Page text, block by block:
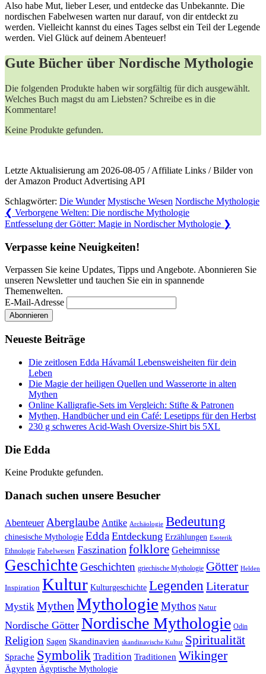
Also habe Mut, lieber Leser, und entdecke das Unbekannte. Die
nordischen Fabelwesen warten nur darauf, von dir entdeckt zu
werden. Vielleicht kannst du eines Tages selbst ein Teil der Legende
werden. Viel Glück auf deinem Abenteuer!
Gute Bücher über Nordische Mythologie
Die folgenden Produkte haben wir sorgfältig für dich ausgewählt.
Welches Buch magst du am Liebsten? Schreibe es in die
Kommentare!
Keine Produkte gefunden.
Letzte Aktualisierung am 2026-08-05 / Affiliate Links / Bilder von
der Amazon Product Advertising API
Schlagwörter: Die Wunder Mystische Wesen Nordische Mythologie
Beitragsnavigation
❮ Previous
Post:
Verborgene Welten: Die nordische Mythologie
Next
Entfesselung der Götter: Magie in Nordischer Mythologie ❯
Verpasse keine Neuigkeiten!
Verpassen Sie keine Updates, Tipps und Angebote. Abonnieren Sie
unseren Newsletter und tauchen Sie ein in spannende
Themenwelten.
E-Mail-Adresse
Neueste Beiträge
Die zeitlosen Edda Hávamál Lebensweisheiten für dein
Leben
Die Magie der heiligen Quellen und Wasserorte in alten
Mythen
Online Kalligrafie‑Sets im Vergleich: Stifte & Patronen
Mythen, Handbücher und ein Café: Lesetipps für den Herbst
230 g schweres Acid-Wash Oversize-Shirt bis 5XL
Die Edda
Keine Produkte gefunden.
Danach suchen unsere Besucher
Abenteuer Aberglaube Antike Archäologie Bedeutung
chinesische Mythologie Edda Entdeckung Erzählungen Esoterik
Ethnologie Fabelwesen Faszination folklore Geheimnisse
Geschichte Geschichten griechische Mythologie Götter Helden
Inspiration Kultur Kulturgeschichte Legenden Literatur
Mystik Mythen Mythologie Mythos Natur
Nordische Götter Nordische Mythologie Odin
Religion Sagen Skandinavien skandinavische Kultur Spiritualität
Sprache Symbolik Tradition Traditionen Wikinger
Ägypten Ägyptische Mythologie